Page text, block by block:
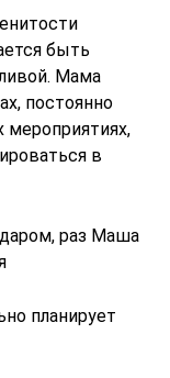
быть
Мама
постоянно
мероприятиях,
в
раз Маша
планирует